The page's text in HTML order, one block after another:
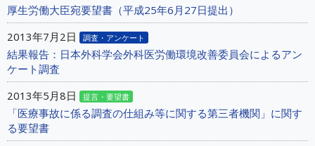
厚生労働大臣宛要望書（平成25年6月27日提出）
2013年7月2日
調査・アンケート
結果報告：日本外科学会外科医労働環境改善委員会によるアン
ケート調査
2013年5月8日
提言・要望書
「医療事故に係る調査の仕組み等に関する第三者機関」に関す
る要望書